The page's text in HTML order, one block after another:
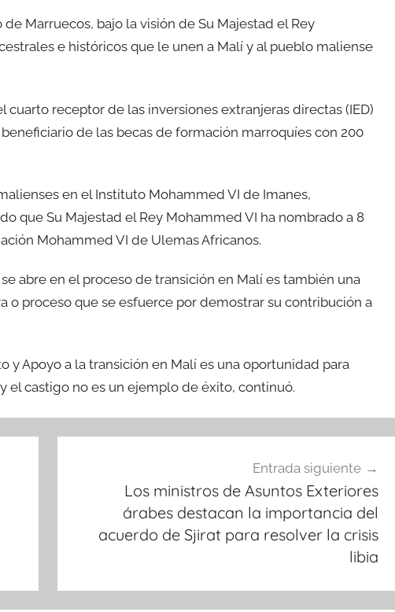
Marruecos, bajo la visión de Su Majestad el Rey
e históricos que le unen a Malí y al pueblo maliense
cuarto receptor de las inversiones extranjeras directas (IED)
de las becas de formación marroquíes con 200
en el Instituto Mohammed VI de Imanes,
que Su Majestad el Rey Mohammed VI ha nombrado a 8
Mohammed VI de Ulemas Africanos.
abre en el proceso de transición en Malí es también una
o proceso que se esfuerce por demostrar su contribución a
y Apoyo a la transición en Malí es una oportunidad para
el castigo no es un ejemplo de éxito, continuó.
Entrada siguiente
Los ministros de Asuntos Exteriores
árabes destacan la importancia del
acuerdo de Sjirat para resolver la crisis
libia